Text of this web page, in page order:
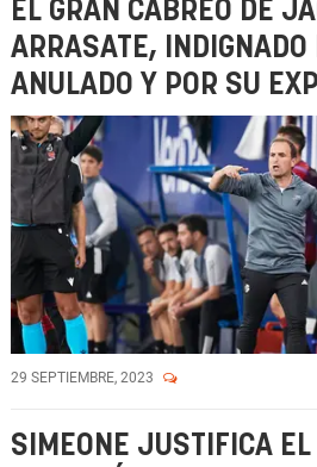
EL GRAN CABREO DE
ARRASATE, INDIGNADO
ANULADO Y POR SU
29 SEPTIEMBRE, 2023
SIMEONE JUSTIFICA EL